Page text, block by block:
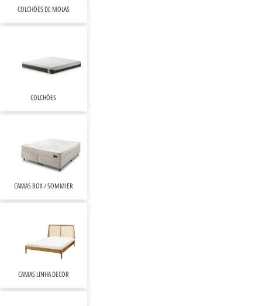
CAMAS LINHA DECOR
CAMAS BOX / SOMMIER
COLCHÕES
COLCHÕES DE MOLAS